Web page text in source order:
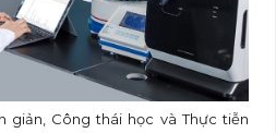
giản, Công thái học và Thực tiễn